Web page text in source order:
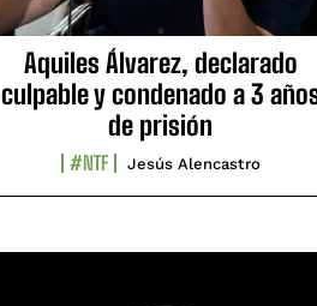
Aquiles Álvarez, declarado
culpable y condenado a 3
de prisión
#NTF Jesús Alencastro